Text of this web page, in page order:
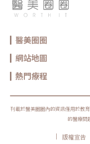
醫美圈圈
網站地圖
熱門療程
刊載於醫美圈圈內的資訊僅用於教
的醫療問
| 版權宣告